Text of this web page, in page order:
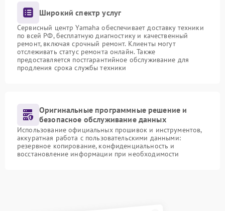
Широкий спектр услуг
Сервисный центр Yamaha обеспечивает доставку техники
по всей РФ, бесплатную диагностику и качественный
ремонт, включая срочный ремонт. Клиенты могут
отслеживать статус ремонта онлайн. Также
предоставляется постгарантийное обслуживание для
продления срока службы техники
Оригинальные программные решение и
безопасное обслуживание данных
Использование официальных прошивок и инструментов,
аккуратная работа с пользовательскими данными:
резервное копирование, конфиденциальность и
восстановление информации при необходимости